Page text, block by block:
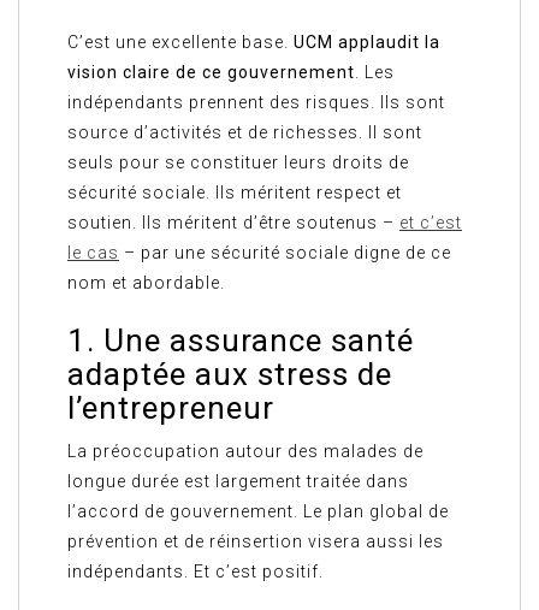
C’est une excellente base. UCM applaudit la
vision claire de ce gouvernement . Les
indépendants prennent des risques. Ils sont
source d’activités et de richesses. Il sont
seuls pour se constituer leurs droits de
sécurité sociale. Ils méritent respect et
soutien. Ils méritent d’être soutenus – et c’est
le cas – par une sécurité sociale digne de ce
nom et abordable.
1. Une assurance santé
adaptée aux stress de
l’entrepreneur
La préoccupation autour des malades de
longue durée est largement traitée dans
l’accord de gouvernement. Le plan global de
prévention et de réinsertion visera aussi les
indépendants. Et c’est positif.